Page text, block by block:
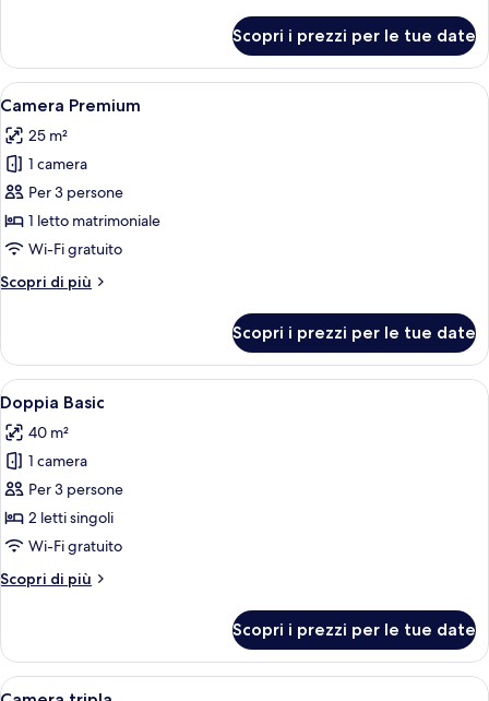
Scopri i prezzi per le tue date
Apri
tutte
le
foto
per
Camera
Premium
Un letto rifatto con lenzuola
12
Camera Premium
25 m²
1 camera
Per 3 persone
1 letto matrimoniale
Wi-Fi gratuito
Scopri di più
Altri
Premium
Scopri i prezzi per le tue date
Apri
tutte
le
foto
per
Doppia
Basic
Camera d'albergo con due letti, una
8
Doppia Basic
40 m²
1 camera
Per 3 persone
2 letti singoli
Wi-Fi gratuito
Scopri di più
Altri
Basic
Scopri i prezzi per le tue date
Apri
Camera d'albergo con due letti, una
9